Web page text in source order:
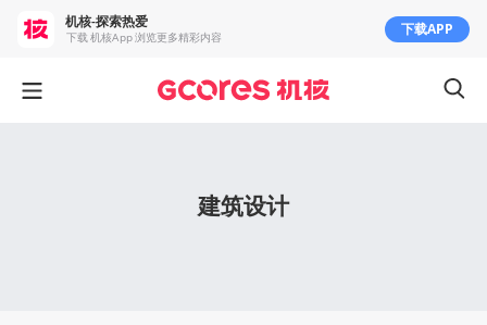
建筑设计
机核-探索热爱
下载 机核App 浏览更多精彩内容 下载APP